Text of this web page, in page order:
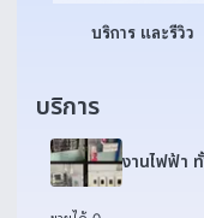
บริการ และรีวิว
บริการ
งานไฟฟ้า